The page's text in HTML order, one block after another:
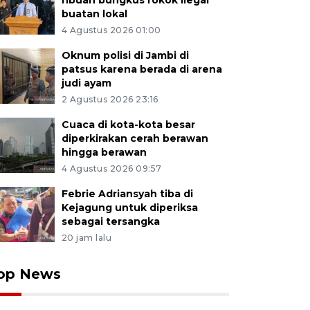
buatan lokal
4 Agustus 2026 01:00
Oknum polisi di Jambi di
patsus karena berada di arena
judi ayam
2 Agustus 2026 23:16
Cuaca di kota-kota besar
diperkirakan cerah berawan
hingga berawan
4 Agustus 2026 09:57
Febrie Adriansyah tiba di
Kejagung untuk diperiksa
sebagai tersangka
20 jam lalu
News